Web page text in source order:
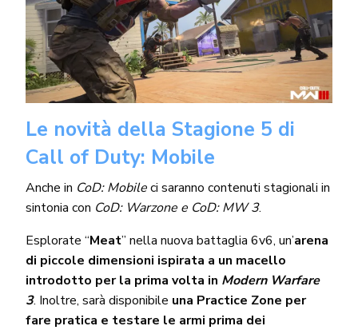
Le novità della Stagione 5 di
Call of Duty: Mobile
Anche in CoD: Mobileci saranno contenuti stagionali in
sintonia con CoD: Warzone e CoD: MW 3.
Esplorate “Meat” nella nuova battaglia 6v6, un’arena
di piccole dimensioni ispirata a un macello
introdotto per la prima volta in Modern Warfare
3. Inoltre, sarà disponibile una Practice Zone per
fare pratica e testare le armi prima dei